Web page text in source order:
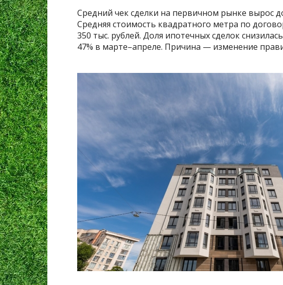
Средний чек сделки на первичном рынке вырос
Средняя стоимость квадратного метра по
350 тыс. рублей. Доля ипотечных сделок
47% в марте–апреле. Причина — изменение